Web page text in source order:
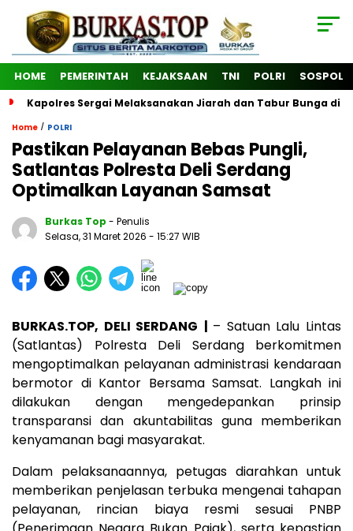
HOME PEMERINTAH KEJAKSAAN TNI POLRI SOSPOL
Kapolres Sergai Melaksanakan Jiarah dan Tabur Bunga di
Home / POLRI
Pastikan Pelayanan Bebas Pungli,
Satlantas Polresta Deli Serdang
Optimalkan Layanan Samsat
Burkas Top - Penulis
Selasa, 31 Maret 2026 - 15:27 WIB
BURKAS.TOP, DELI SERDANG | – Satuan Lalu Lintas
(Satlantas) Polresta Deli Serdang berkomitmen
mengoptimalkan pelayanan administrasi kendaraan
bermotor di Kantor Bersama Samsat. Langkah ini
dilakukan dengan mengedepankan prinsip
transparansi dan akuntabilitas guna memberikan
kenyamanan bagi masyarakat.
Dalam pelaksanaannya, petugas diarahkan untuk
memberikan penjelasan terbuka mengenai tahapan
pelayanan, rincian biaya resmi sesuai PNBP